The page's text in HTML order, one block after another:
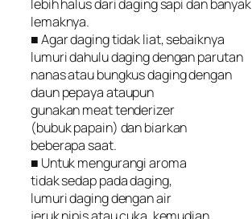
lebih halus dari daging sapi dan banyak
lemaknya.
■ Agar daging tidak liat, sebaiknya
lumuri dahulu daging dengan parutan
nanas atau bungkus daging dengan
daun pepaya ataupun
gunakan meat tenderizer
(bubuk papain) dan biarkan
beberapa saat.
■ Untuk mengurangi aroma
tidak sedap pada daging,
lumuri daging dengan air